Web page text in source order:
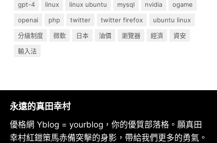
gpt-4
linux linux ubuntu mysql nvidia
ogame
openai
php twitter twitter firefox
ubuntu linux
分級制度
微軟 日本 油價 瀏覽器 經濟
資安
輸入法
永遠的真田幸村
優格網 Yblog = yourblog，你的優質部落格。願真田
幸村紅鎧策馬赤備突擊的身影，帶給我們更多的勇氣。